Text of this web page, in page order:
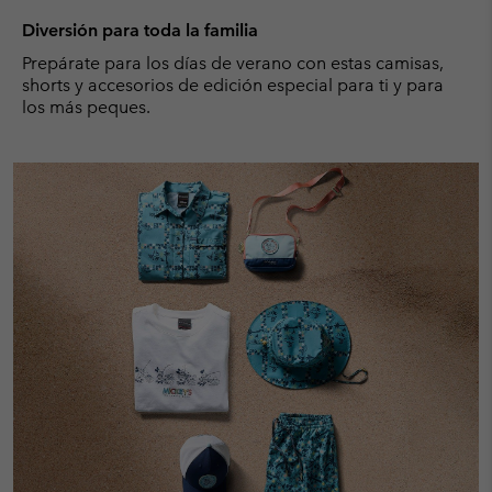
Diversión para toda la familia
Prepárate para los días de verano con estas camisas,
shorts y accesorios de edición especial para ti y para
los más peques.